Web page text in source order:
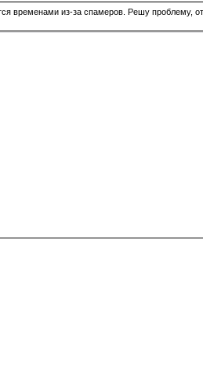
временами из-за спамеров. Решу проблему,